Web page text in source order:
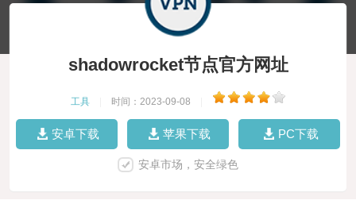
shadowrocket节点官方网址
工具 时间：2023-09-08
安卓下载 苹果下载 PC下载
安卓市场，安全绿色